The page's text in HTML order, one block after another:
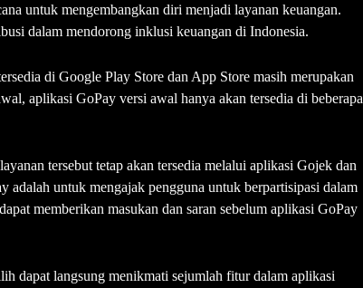
untuk mengembangkan diri menjadi layanan keuangan.
dalam mendorong inklusi keuangan di Indonesia.
di Google Play Store dan App Store masih merupakan
aplikasi GoPay versi awal hanya akan tersedia di beberapa
tersebut tetap akan tersedia melalui aplikasi Gojek dan
untuk mengajak pengguna untuk berpartisipasi dalam
memberikan masukan dan saran sebelum aplikasi GoPay
dapat langsung menikmati sejumlah fitur dalam aplikasi